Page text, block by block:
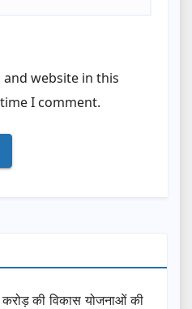
and website in this
I comment.
की विकास योजनाओं की